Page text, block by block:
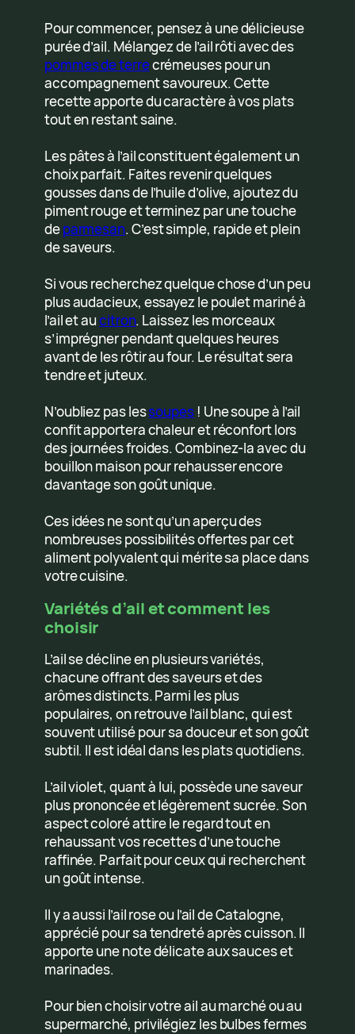
Pour commencer, pensez à une délicieuse
purée d’ail. Mélangez de l’ail rôti avec des
pommes de terrecrémeuses pour un
accompagnement savoureux. Cette
recette apporte du caractère à vos plats
tout en restant saine.
Les pâtes à l’ail constituent également un
choix parfait. Faites revenir quelques
gousses dans de l’huile d’olive, ajoutez du
piment rouge et terminez par une touche
deparmesan. C’est simple, rapide et plein
de saveurs.
Si vous recherchez quelque chose d’un peu
plus audacieux, essayez le poulet mariné à
l’ail et aucitron. Laissez les morceaux
s’imprégner pendant quelques heures
avant de les rôtir au four. Le résultat sera
tendre et juteux.
N’oubliez pas lessoupes! Une soupe à l’ail
confit apportera chaleur et réconfort lors
des journées froides. Combinez-la avec du
bouillon maison pour rehausser encore
davantage son goût unique.
Ces idées ne sont qu’un aperçu des
nombreuses possibilités offertes par cet
aliment polyvalent qui mérite sa place dans
votre cuisine.
Variétés d’ail et comment les
choisir
L’ail se décline en plusieurs variétés,
chacune offrant des saveurs et des
arômes distincts. Parmi les plus
populaires, on retrouve l’ail blanc, qui est
souvent utilisé pour sa douceur et son goût
subtil. Il est idéal dans les plats quotidiens.
L’ail violet, quant à lui, possède une saveur
plus prononcée et légèrement sucrée. Son
aspect coloré attire le regard tout en
rehaussant vos recettes d’une touche
raffinée. Parfait pour ceux qui recherchent
un goût intense.
Il y a aussi l’ail rose ou l’ail de Catalogne,
apprécié pour sa tendreté après cuisson. Il
apporte une note délicate aux sauces et
marinades.
Pour bien choisir votre ail au marché ou au
supermarché, privilégiez les bulbes fermes